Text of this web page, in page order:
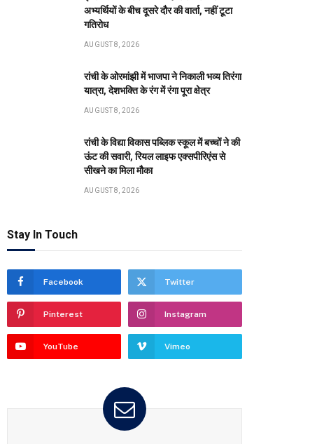
अभ्यर्थियों के बीच दूसरे दौर की वार्ता, नहीं टूटा
गतिरोध
AUGUST 8, 2026
रांची के ओरमांझी में भाजपा ने निकाली भव्य तिरंगा
यात्रा, देशभक्ति के रंग में रंगा पूरा क्षेत्र
AUGUST 8, 2026
रांची के विद्या विकास पब्लिक स्कूल में बच्चों ने की
ऊंट की सवारी, रियल लाइफ एक्सपीरिएंस से
सीखने का मिला मौका
AUGUST 8, 2026
Stay In Touch
Facebook Twitter
Pinterest Instagram
YouTube Vimeo